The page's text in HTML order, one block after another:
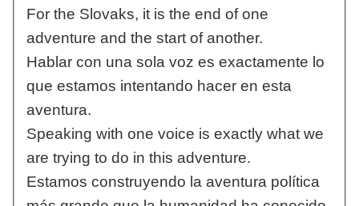
For the Slovaks, it is the end of one
adventure and the start of another.
Hablar con una sola voz es exactamente lo
que estamos intentando hacer en esta
aventura.
Speaking with one voice is exactly what we
are trying to do in this adventure.
Estamos construyendo la aventura política